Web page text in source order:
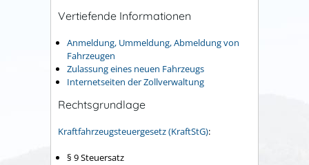
Vertiefende Informationen
Anmeldung, Ummeldung, Abmeldung von
Fahrzeugen
Zulassung eines neuen Fahrzeugs
Internetseiten der Zollverwaltung
Rechtsgrundlage
Kraftfahrzeugsteuergesetz (KraftStG):
§ 9 Steuersatz